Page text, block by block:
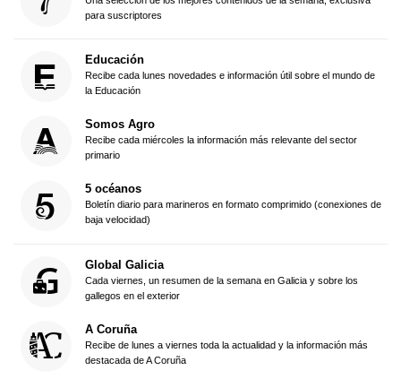
para suscriptores
Educación
Recibe cada lunes novedades e información útil sobre el mundo de
la Educación
Somos Agro
Recibe cada miércoles la información más relevante del sector
primario
5 océanos
Boletín diario para marineros en formato comprimido (conexiones de
baja velocidad)
Global Galicia
Cada viernes, un resumen de la semana en Galicia y sobre los
gallegos en el exterior
A Coruña
Recibe de lunes a viernes toda la actualidad y la información más
destacada de A Coruña